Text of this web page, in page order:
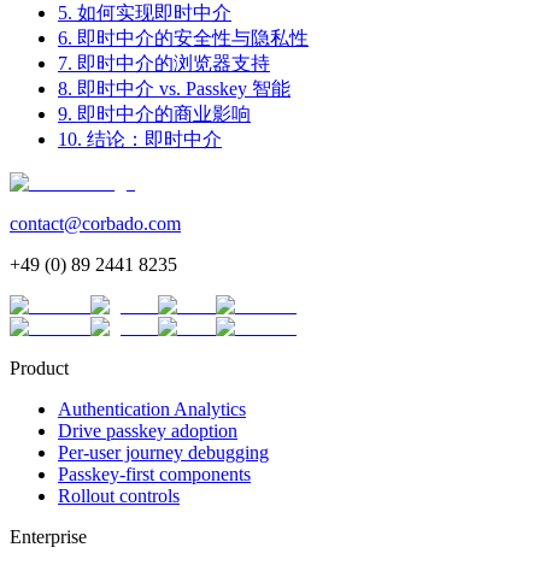
5. 如何实现即时中介
6. 即时中介的安全性与隐私性
7. 即时中介的浏览器支持
8. 即时中介 vs. Passkey 智能
9. 即时中介的商业影响
10. 结论：即时中介
contact@corbado.com
+49 (0) 89 2441 8235
Product
Authentication Analytics
Drive passkey adoption
Per-user journey debugging
Passkey-first components
Rollout controls
Enterprise